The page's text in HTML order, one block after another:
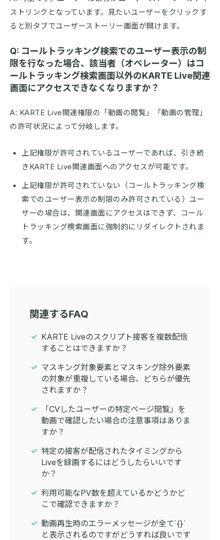
ストリンクとなっています。見たいユーザーをクリックす
ると別タブでユーザーストーリー画面が開けます。
Q: コールトラッキング検索でのユーザー表示の制
限を行なった場合、該当者（オペレーター）はコ
ールトラッキング検索画面以外のKARTE Live関連
画面にアクセスできなくなりますか？
A: KARTE Live関連権限の「動画の閲覧」「動画の管理」
の許可状況によって分岐します。
上記権限が許可されているユーザーであれば、引き続
きKARTE Live関連画面へのアクセスが可能です。
上記権限が許可されていない（コールトラッキング検
索でのユーザー表示の制限のみ許可されている）ユー
ザーの場合は、関連画面にアクセスはできず、コール
トラッキング検索画面に強制的にリダイレクトされま
す。
関連するFAQ
KARTE Liveのスクリプト接客を複数配信
することはできますか？
マスキング対象要素とマスキング除外要素
の対象が重複している場合、どちらが優先
されますか？
「CVしたユーザーの特定ページ閲覧」を
動画で確認したい場合の注意事項はありま
すか？
特定の接客が配信されたタイミングから
Liveを録画するにはどうしたらいいです
か？
利用可能なPV数を超えているかどうかど
こで確認できますか？
動画再生時のエラーメッセージが全て`{}`
と表示されるのですがどうすれば良いです